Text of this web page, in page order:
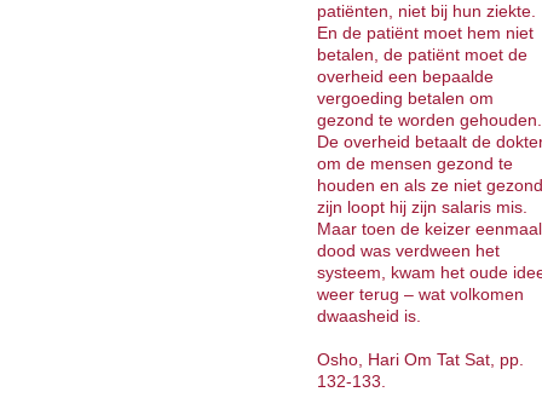
patiënten, niet bij hun ziekte.
En de patiënt moet hem niet
betalen, de patiënt moet de
overheid een bepaalde
vergoeding betalen om
gezond te worden gehouden.
De overheid betaalt de
om de mensen gezond te
houden en als ze niet gezond
zijn loopt hij zijn salaris mis.
Maar toen de keizer eenmaal
dood was verdween het
systeem, kwam het oude
weer terug – wat volkomen
dwaasheid is.
Osho, Hari Om Tat Sat, pp.
132-133.